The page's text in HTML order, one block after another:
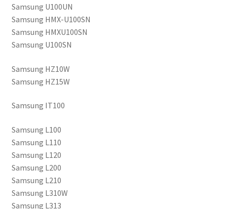
Samsung U100UN
Samsung HMX-U100SN
Samsung HMXU100SN
Samsung U100SN
Samsung HZ10W
Samsung HZ15W
Samsung IT100
Samsung L100
Samsung L110
Samsung L120
Samsung L200
Samsung L210
Samsung L310W
Samsung L313